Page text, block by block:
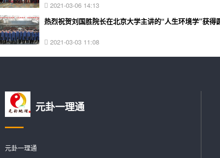
2021-03-06 14:13
热烈祝贺刘国胜院长在北京大学主讲的“人生环境学”获得
2021-03-03 11:08
元卦一理通
元卦一理通